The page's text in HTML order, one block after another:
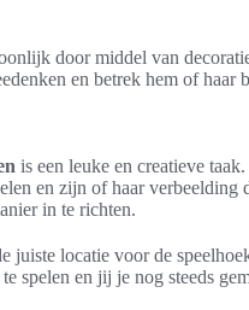
door middel van
en betrek hem of haar
is een leuke en creatieve
en zijn of haar
in te richten.
juiste locatie voor de
spelen en jij je nog steeds